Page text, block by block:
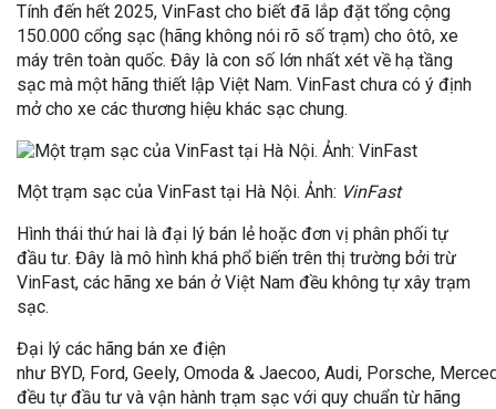
Tính đến hết 2025, VinFast cho biết đã lắp đặt tổng cộng
150.000 cổng sạc (hãng không nói rõ số trạm) cho ôtô, xe
máy trên toàn quốc. Đây là con số lớn nhất xét về hạ tầng
sạc mà một hãng thiết lập Việt Nam. VinFast chưa có ý định
mở cho xe các thương hiệu khác sạc chung.
Một trạm sạc của VinFast tại Hà Nội. Ảnh: VinFast
Hình thái thứ hai là đại lý bán lẻ hoặc đơn vị phân phối tự
đầu tư. Đây là mô hình khá phổ biến trên thị trường bởi trừ
VinFast, các hãng xe bán ở Việt Nam đều không tự xây trạm
sạc.
Đại lý các hãng bán xe điện
như BYD, Ford, Geely, Omoda & Jaecoo, Audi, Porsche,
đều tự đầu tư và vận hành trạm sạc với quy chuẩn từ hãng